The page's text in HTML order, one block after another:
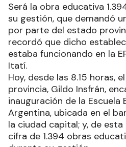
Será la obra educativa
su gestión, que demandó
por parte del estado
recordó que dicho
estaba funcionando en la
Itatí.
Hoy, desde las 8.15 horas,
provincia, Gildo Insfrán,
inauguración de la Escuela
Argentina, ubicada en el
la ciudad capital; y, de esta
cifra de 1.394 obras